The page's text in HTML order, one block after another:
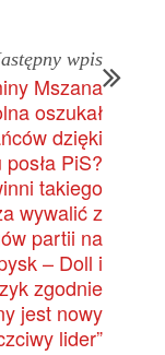
wpis
Mszana
oszukał
dzięki
PiS?
takiego
wywalić z
partii na
– Doll i
zgodnie
jest nowy
lider”